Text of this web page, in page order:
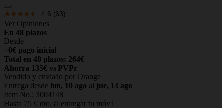
4.6 (63)
Ver Opiniones
En 48 plazos
Desde
+0€ pago inicial
Total en 48 plazos: 264€
Ahorra 135€ vs PVPr
Vendido y enviado por Orange
Entrega desde lun, 10 ago al jue, 13 ago
Item No.; 3004148
Hasta 75 € dto. al entregar tu móvil